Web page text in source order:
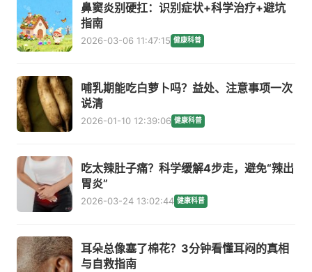
鼻窦炎别硬扛：识别症状+科学治疗+避坑
指南
2026-03-06 11:47:15 健康科普
哺乳期能吃白萝卜吗？益处、注意事项一次
说清
2026-01-10 12:39:06 健康科普
吃太辣肚子痛？科学缓解4步走，避免“辣出
胃炎”
2026-03-24 13:02:44 健康科普
耳朵总像塞了棉花？3分钟看懂耳闷的真相
与自救指南